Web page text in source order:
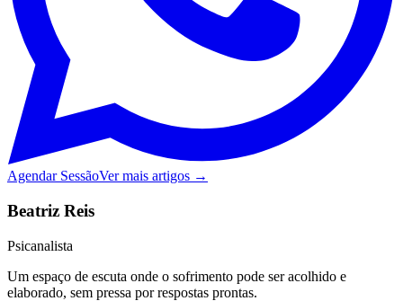
Agendar SessãoVer mais artigos →
Beatriz Reis
Psicanalista
Um espaço de escuta onde o sofrimento pode ser acolhido e
elaborado, sem pressa por respostas prontas.